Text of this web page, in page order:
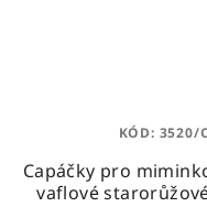
Capáčky pro
vaflové
KÓD: 3520/